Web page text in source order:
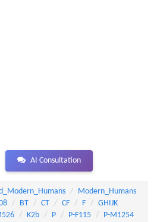
AI Consultation
Modern_Humans
BT CT CF F
GHIJK
K2b P P-F115
P-M1254